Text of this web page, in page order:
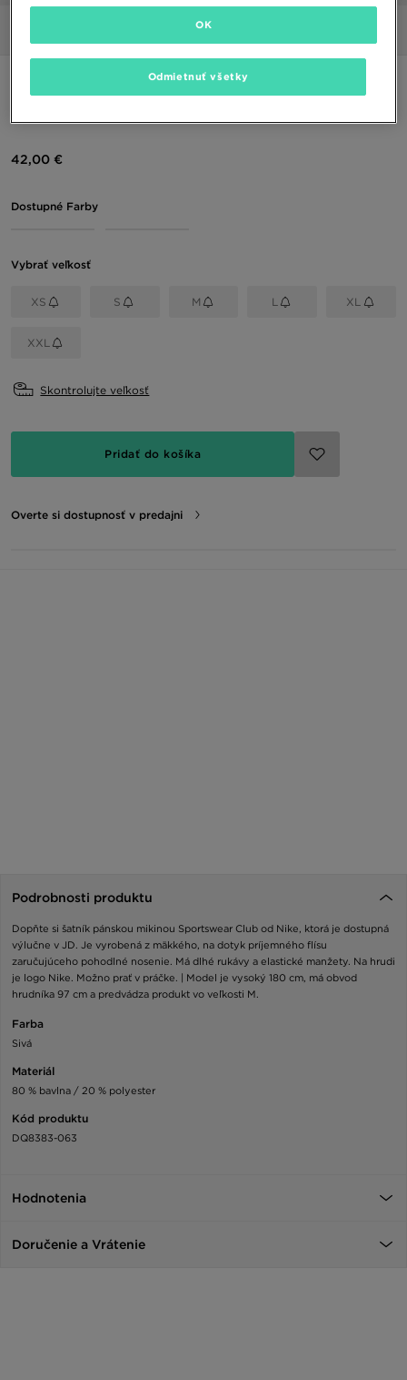
42,00 €
Dostupné Farby
Vybrať veľkosť
XS S M L XL
XXL
Skontrolujte veľkosť
Pridať do košíka
Overte si dostupnosť v predajni
Podrobnosti produktu
Dopňte si šatník pánskou mikinou Sportswear Club od Nike, ktorá je dostupná
výlučne v JD. Je vyrobená z mäkkého, na dotyk príjemného flísu
zaručujúceho pohodlné nosenie. Má dlhé rukávy a elastické manžety. Na hrudi
je logo Nike. Možno prať v práčke. | Model je vysoký 180 cm, má obvod
hrudníka 97 cm a predvádza produkt vo veľkosti M.
Farba
Sivá
Materiál
80 % bavlna / 20 % polyester
Kód produktu
DQ8383-063
Hodnotenia
Doručenie a Vrátenie
Odmietnuť všetky
OK